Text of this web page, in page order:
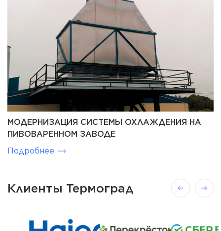
МОДЕРНИЗАЦИЯ СИСТЕМЫ ОХЛАЖДЕНИЯ НА
ПИВОВАРЕННОМ ЗАВОДЕ
Подробнее
Клиенты Термоград